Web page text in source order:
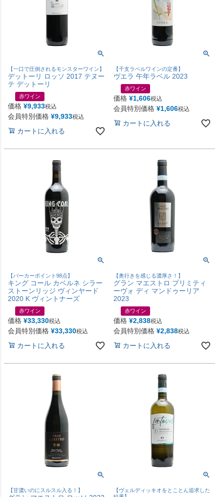
【一口で圧倒されるモンスターワイン】
デットーリ ロッソ 2017 テヌー
テ デットーリ
赤ワイン
価格 ¥9,933税込
会員特別価格 ¥9,933税込
カートに入れる
【干支ラベルワインの定番】
ヴエラ 午年ラベル 2023
赤ワイン
価格 ¥1,606税込
会員特別価格 ¥1,606税込
カートに入れる
【パーカーポイント98点】
キング コール カベルネ シラー
ストーンリッジ ヴィンヤード
2020 K ヴィントナーズ
赤ワイン
価格 ¥33,330税込
会員特別価格 ¥33,330税込
カートに入れる
【奥行きを感じる濃厚さ！】
グラン マエストロ プリミティ
ーヴォ ディ マンドゥーリア
2023
赤ワイン
価格 ¥2,838税込
会員特別価格 ¥2,838税込
カートに入れる
【甘濃いのにスルスル入る！】
【ヴェルディッキオをとことん追求した